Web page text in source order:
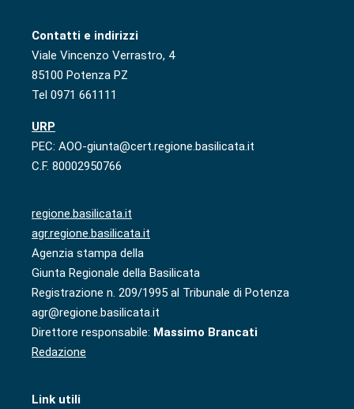
Contatti e indirizzi
Viale Vincenzo Verrastro, 4
85100 Potenza PZ
Tel 0971 661111
URP
PEC: AOO-giunta@cert.regione.basilicata.it
C.F. 80002950766
regione.basilicata.it
agr.regione.basilicata.it
Agenzia stampa della
Giunta Regionale della Basilicata
Registrazione n. 209/1995 al Tribunale di Potenza
agr@regione.basilicata.it
Direttore responsabile: Massimo Brancati
Redazione
Link utili